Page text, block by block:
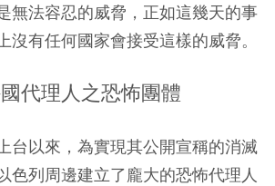
無法容忍的威脅，正如這幾天的事
沒有任何國家會接受這樣的威脅。
代理人之恐怖團體
台以來，為實現其公開宣稱的消滅
色列周邊建立了龐大的恐怖代理人